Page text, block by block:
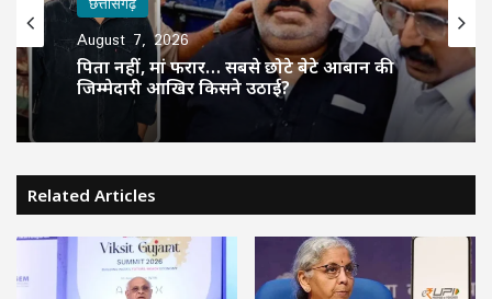
August 7, 2026
पिता नहीं, मां फरार… सबसे छोटे बेटे आबान की
जिम्मेदारी आखिर किसने उठाई?
Related Articles